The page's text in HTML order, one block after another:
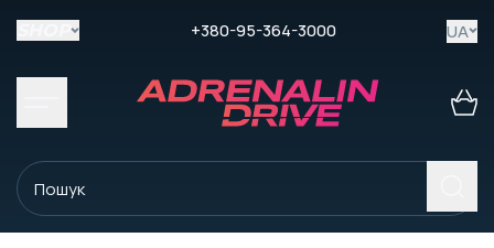
+380-95-364-3000 UA